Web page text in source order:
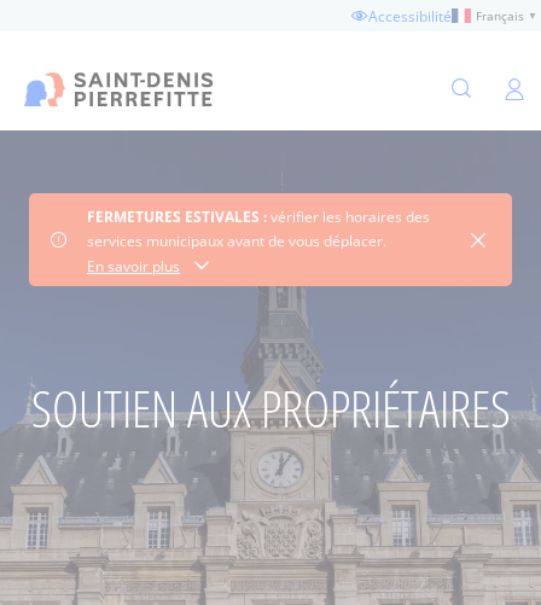
principal
Français ▼
Accessibilité
FERMETURES ESTIVALES :vérifier les horaires des
services municipaux avant de vous déplacer.
Consultez les horaires
En savoir plus
SOUTIEN AUX PROPRIÉTAIRES